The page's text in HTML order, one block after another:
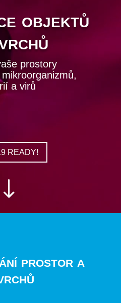
objektů
prostory
a virů
READY!
"
prostor a